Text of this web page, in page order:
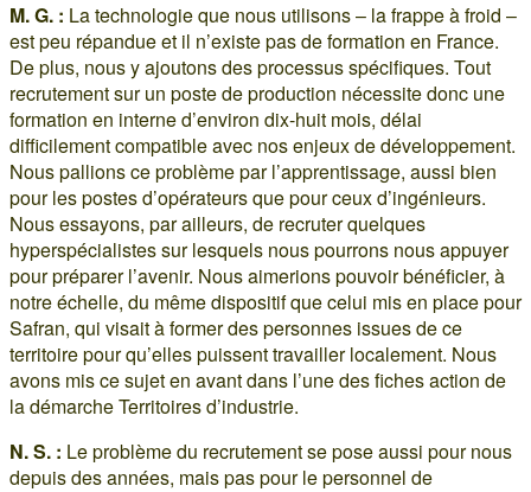
M. G. : La technologie que nous utilisons – la frappe à froid –
est peu répandue et il n’existe pas de formation en France.
De plus, nous y ajoutons des processus spécifiques. Tout
recrutement sur un poste de production nécessite donc une
formation en interne d’environ dix-huit mois, délai
difficilement compatible avec nos enjeux de développement.
Nous pallions ce problème par l’apprentissage, aussi bien
pour les postes d’opérateurs que pour ceux d’ingénieurs.
Nous essayons, par ailleurs, de recruter quelques
hyperspécialistes sur lesquels nous pourrons nous appuyer
pour préparer l’avenir. Nous aimerions pouvoir bénéficier, à
notre échelle, du même dispositif que celui mis en place pour
Safran, qui visait à former des personnes issues de ce
territoire pour qu’elles puissent travailler localement. Nous
avons mis ce sujet en avant dans l’une des fiches action de
la démarche Territoires d’industrie.
N. S. : Le problème du recrutement se pose aussi pour nous
depuis des années, mais pas pour le personnel de